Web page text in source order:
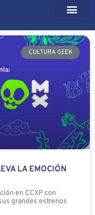
CULTURA GEEK
LA EMOCIÓN
en CCXP con
grandes estrenos